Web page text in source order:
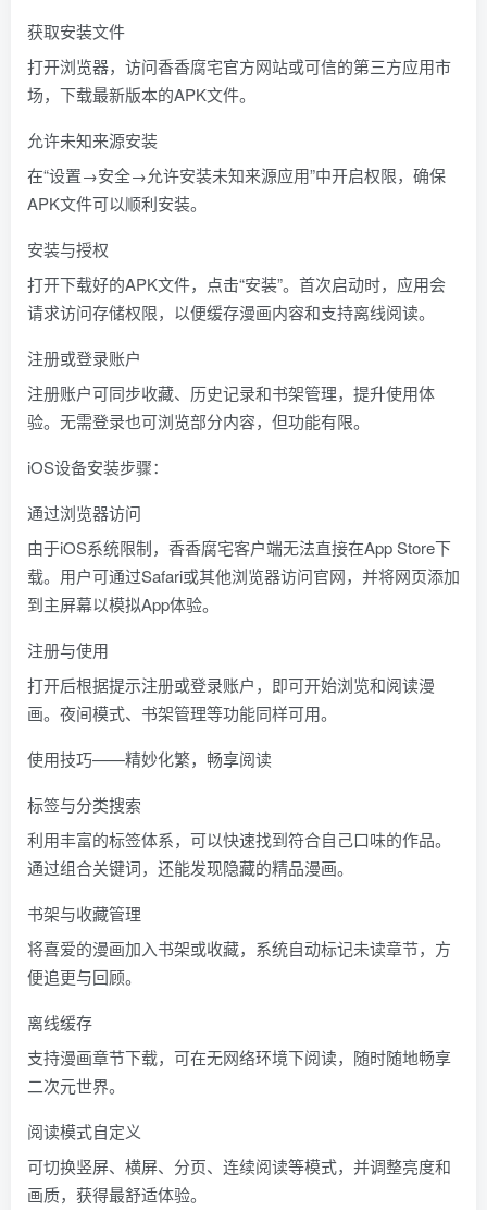
获取安装文件
打开浏览器，访问香香腐宅官方网站或可信的第三方应用市
场，下载最新版本的APK文件。
允许未知来源安装
在“设置→安全→允许安装未知来源应用”中开启权限，确保
APK文件可以顺利安装。
安装与授权
打开下载好的APK文件，点击“安装”。首次启动时，应用会
请求访问存储权限，以便缓存漫画内容和支持离线阅读。
注册或登录账户
注册账户可同步收藏、历史记录和书架管理，提升使用体
验。无需登录也可浏览部分内容，但功能有限。
iOS设备安装步骤：
通过浏览器访问
由于iOS系统限制，香香腐宅客户端无法直接在App Store下
载。用户可通过Safari或其他浏览器访问官网，并将网页添加
到主屏幕以模拟App体验。
注册与使用
打开后根据提示注册或登录账户，即可开始浏览和阅读漫
画。夜间模式、书架管理等功能同样可用。
使用技巧——精妙化繁，畅享阅读
标签与分类搜索
利用丰富的标签体系，可以快速找到符合自己口味的作品。
通过组合关键词，还能发现隐藏的精品漫画。
书架与收藏管理
将喜爱的漫画加入书架或收藏，系统自动标记未读章节，方
便追更与回顾。
离线缓存
支持漫画章节下载，可在无网络环境下阅读，随时随地畅享
二次元世界。
阅读模式自定义
可切换竖屏、横屏、分页、连续阅读等模式，并调整亮度和
画质，获得最舒适体验。